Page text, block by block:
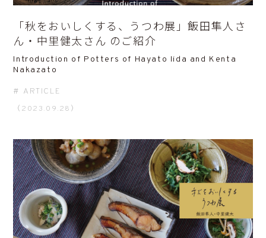
「秋をおいしくする、うつわ展」飯田隼人さ
ん・中里健太さん のご紹介
Introduction of Potters of Hayato Iida and Kenta
Nakazato
ARTICLE
（2023.09.28）